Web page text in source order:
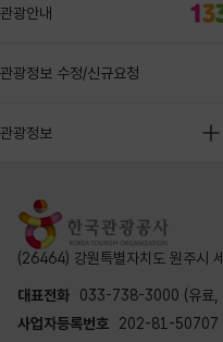
관광안내
관광정보 수정/신규요청
관광정보
(26464) 강원특별자치도 원주시
대표전화
033-738-3000 (유료,
사업자등록번호
202-81-50707